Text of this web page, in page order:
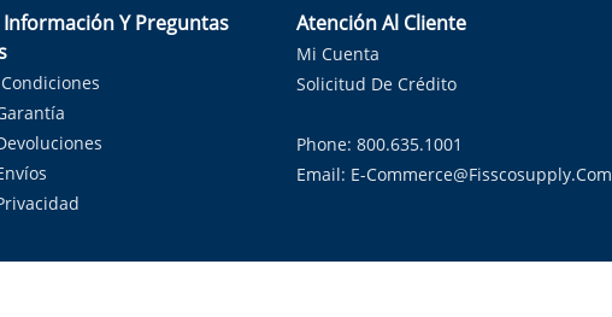
Y Preguntas
Atención Al Cliente
Mi Cuenta
Solicitud De Crédito
Phone: 800.635.1001
Email: E-Commerce@fisscosupply.com